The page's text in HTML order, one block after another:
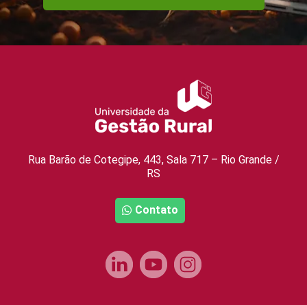
Rua Barão de Cotegipe, 443, Sala 717 – Rio Grande /
RS
Contato